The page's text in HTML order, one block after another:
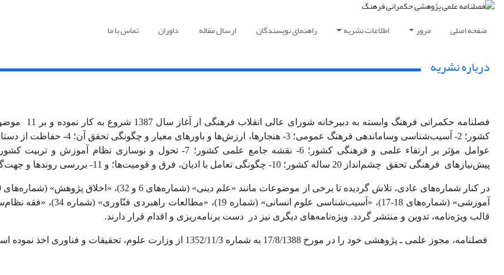
صفحه اصلی مرور اطلاعات نشریه راهنمای نویسندگان ارسال مقاله داوران تماس با ما
درباره نشریه
پیش‌نیازهای فرهنگی تحقق چشم‌انداز 20 ساله کشور؛ 10- چگونگی تعامل با ادیان، فرق و قومیت‌ها؛ و 11- بررسی روندها و جهت‌گیری‌ها در تولید آثار ومصنوعات فرهنگی و هنری
در کنار شماره‌های عادی، تلاش گردیده تا برخی از موضوعات مانند «علم دینی» (شماره‌های 6 و 32)، «اخلاق پژوهش» ( شماره‌های 9-8
آموزشی» (شماره‌های 18-17) ، «آسیب‌شناسی علوم انسانی» (شماره 19)، «مطالعات راهبردی فنّاوری» (شماره 34)، «فقه نظام‌ساز» (شماره 36) و «جنسیت و ازدواج» (شماره 38)
قالب ویژه‌نامه، تدوین و منتشر گردد. ویژه‌نامه‌های دیگری نیز در دست برنامه‌ریزی و اقدام قرار دارند.
فصلنامه، مجوز علمی ـ پژوهشی خود را در مورخ 17/8/1388 به شماره 1352/11/3 از وزارت علوم، تحقیقات و فناوری اخذ نموده است و در پایگاه استنادی علوم جهان اسلام (ISC) نیز نمایه می‌گردد.